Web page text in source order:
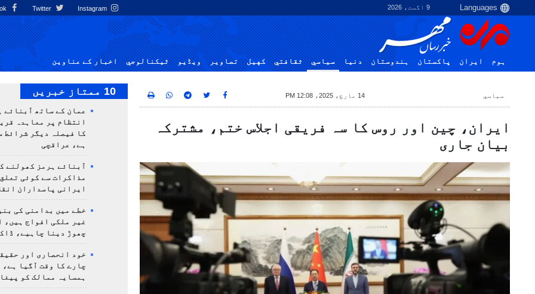
9 اگست، 2026 Instagram
ہوم ایران پاکستان ہندوستان دنیا سياسي ثقافتي کهيل تصاوير ویڈیو ٹيكنالوجي اخبار کے عناوین
سياسي 14 مارچ، 2025، 12:08 PM
ایران، چین اور روس کا سہ فریقی اجلاس ختم، مشترکہ
بیان جاری
10 ممتاز خبریں
عمان کے ساتھ آبنائے
انتظام پر معاہدہ
کا فیصلہ دیگر شرائط
ہے، عراقچی
آبنائے ہرمز کھولنے
مذاکرات سے کوئی
ایرانی پاسداران
خطے میں بدامنی کی
غیر ملکی افواج ہیں،
چھوڑ دینا چاہیے،
خود انحصاری اور
چارے کا وقت آگیا ہے،
ہمسایہ ممالک کو